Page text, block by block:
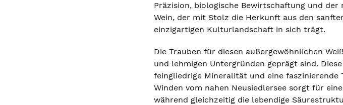
Präzision, biologische Bewirtschaftung und
Wein, der mit Stolz die Herkunft aus den
einzigartigen Kulturlandschaft in sich trägt.
Die Trauben für diesen außergewöhnlichen
und lehmigen Untergründen geprägt sind.
feingliedrige Mineralität und eine faszinierende
Winden vom nahen Neusiedlersee sorgt für
während gleichzeitig die lebendige